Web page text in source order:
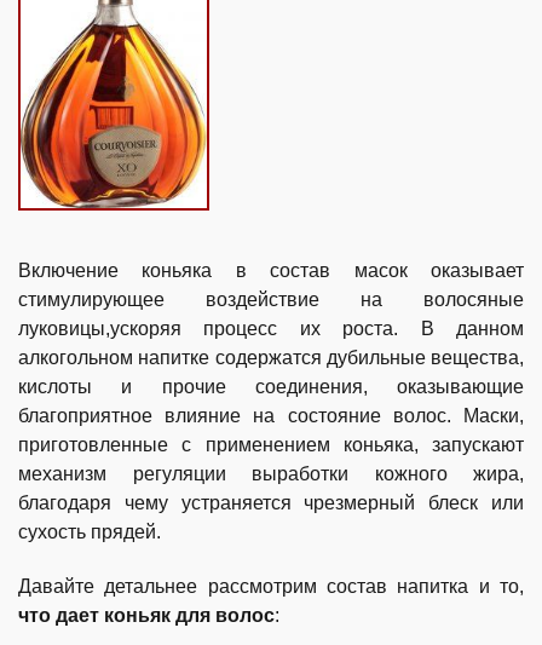
Включение коньяка в состав масок оказывает
стимулирующее воздействие на волосяные
луковицы,ускоряя процесс их роста. В данном
алкогольном напитке содержатся дубильные вещества,
кислоты и прочие соединения, оказывающие
благоприятное влияние на состояние волос. Маски,
приготовленные с применением коньяка, запускают
механизм регуляции выработки кожного жира,
благодаря чему устраняется чрезмерный блеск или
сухость прядей.
Давайте детальнее рассмотрим состав напитка и то,
что дает коньяк для волос: